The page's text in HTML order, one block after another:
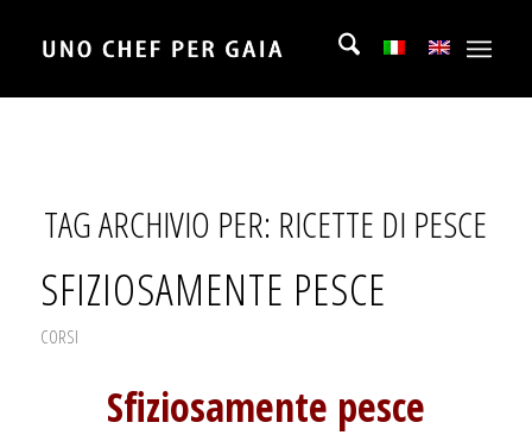
TAG ARCHIVIO PER: RICETTE DI PESCE
SFIZIOSAMENTE PESCE
CORSI
Sfiziosamente pesce